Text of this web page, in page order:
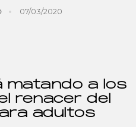
07/03/2020
matando a los
renacer del
adultos